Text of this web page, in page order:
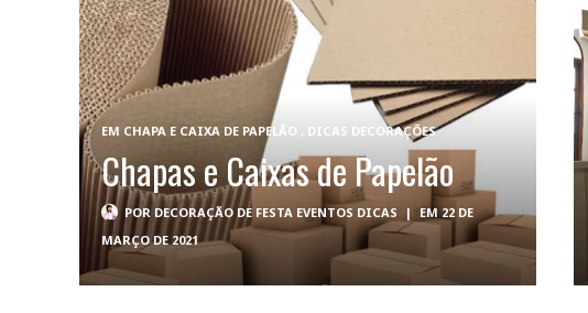
EM CHAPA E CAIXA DE PAPELÃO , DICAS DECORAÇÕES
Chapas e Caixas de Papelão
POR DECORAÇÃO DE FESTA EVENTOS DICAS | EM 22 DE
MARÇO DE 2021